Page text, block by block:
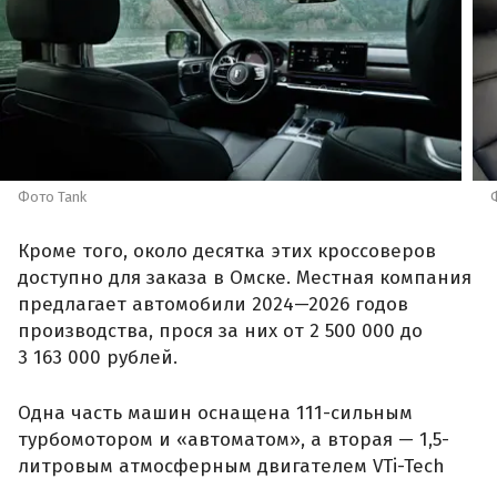
Фото Tank
Кроме того, около десятка этих кроссоверов
доступно для заказа в Омске. Местная компания
предлагает автомобили 2024—2026 годов
производства, прося за них от 2 500 000 до
3 163 000 рублей.
Одна часть машин оснащена 111-сильным
турбомотором и «автоматом», а вторая — 1,5-
литровым атмосферным двигателем VTi-Tech